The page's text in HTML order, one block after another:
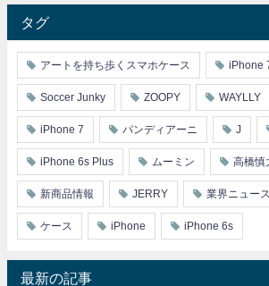
タグ
アートを持ち歩くスマホケース iPhone
Soccer Junky ZOOPY WAYLLY
iPhone 7 パンディアーニ J
iPhone 6s Plus ムーミン 高橋慎
新商品情報 JERRY 業界ニュース
ケース iPhone iPhone 6s
最新の記事